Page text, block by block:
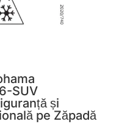
SUV
și
pe Zăpadă